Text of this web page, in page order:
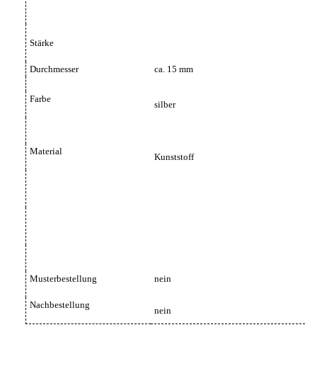
Stärke
Durchmesser ca. 15 mm
Farbe
silber
Material
Kunststoff
Musterbestellung nein
Nachbestellung
nein